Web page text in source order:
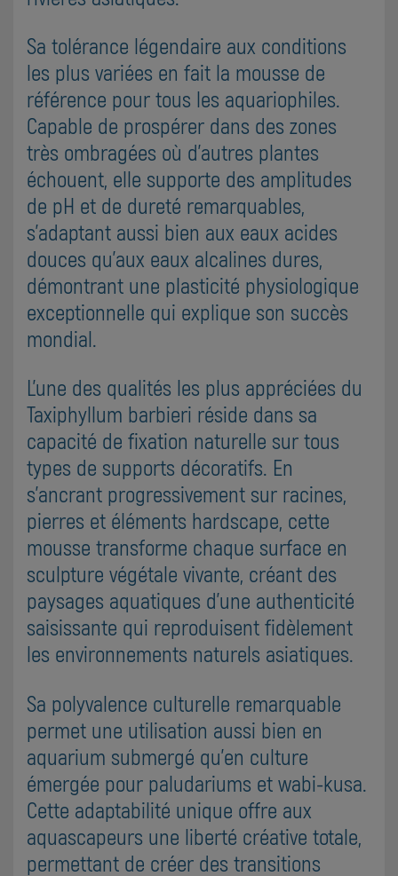
Sa tolérance légendaire aux conditions
les plus variées en fait la mousse de
référence pour tous les aquariophiles.
Capable de prospérer dans des zones
très ombragées où d'autres plantes
échouent, elle supporte des amplitudes
de pH et de dureté remarquables,
s'adaptant aussi bien aux eaux acides
douces qu'aux eaux alcalines dures,
démontrant une plasticité physiologique
exceptionnelle qui explique son succès
mondial.
L'une des qualités les plus appréciées du
Taxiphyllum barbieri réside dans sa
capacité de fixation naturelle sur tous
types de supports décoratifs. En
s'ancrant progressivement sur racines,
pierres et éléments hardscape, cette
mousse transforme chaque surface en
sculpture végétale vivante, créant des
paysages aquatiques d'une authenticité
saisissante qui reproduisent fidèlement
les environnements naturels asiatiques.
Sa polyvalence culturelle remarquable
permet une utilisation aussi bien en
aquarium submergé qu'en culture
émergée pour paludariums et wabi-kusa.
Cette adaptabilité unique offre aux
aquascapeurs une liberté créative totale,
permettant de créer des transitions